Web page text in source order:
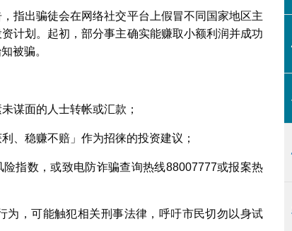
指出骗徒会在网络社交平台上假冒不同国家地区主
计划。起初，部分事主确实能赚取小额利润并成功
被骗。
谋面的人士转帐或汇款；
、稳赚不赔」作为招徕的投资建议；
指数，或致电防诈骗查询热线88007777或报案热
为，可能触犯相关刑事法律，呼吁市民切勿以身试